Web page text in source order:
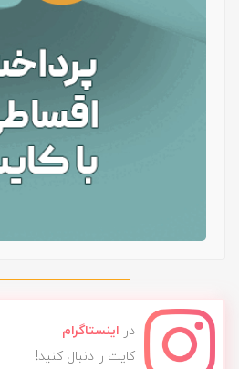
در اینستاگرام
کایت را دنبال کنید!